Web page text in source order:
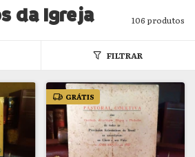
da Igreja 106 produtos
FILTRAR
GRÁTIS